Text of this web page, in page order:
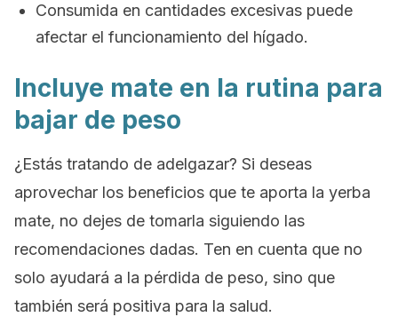
Consumida en cantidades excesivas puede
afectar el funcionamiento del hígado.
Incluye mate en la rutina para
bajar de peso
¿Estás tratando de adelgazar? Si deseas
aprovechar los beneficios que te aporta la yerba
mate, no dejes de tomarla siguiendo las
recomendaciones dadas. Ten en cuenta que no
solo ayudará a la pérdida de peso, sino que
también será positiva para la salud.